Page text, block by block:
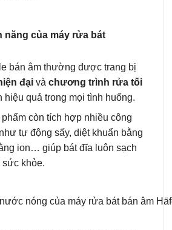
năng của máy rửa bát
bán âm thường được trang bị
đại và chương trình rửa tối
hiệu quả trong mọi tình huống.
còn tích hợp nhiều công
tự động sấy, diệt khuẩn bằng
ion… giúp bát đĩa luôn sạch
sức khỏe.